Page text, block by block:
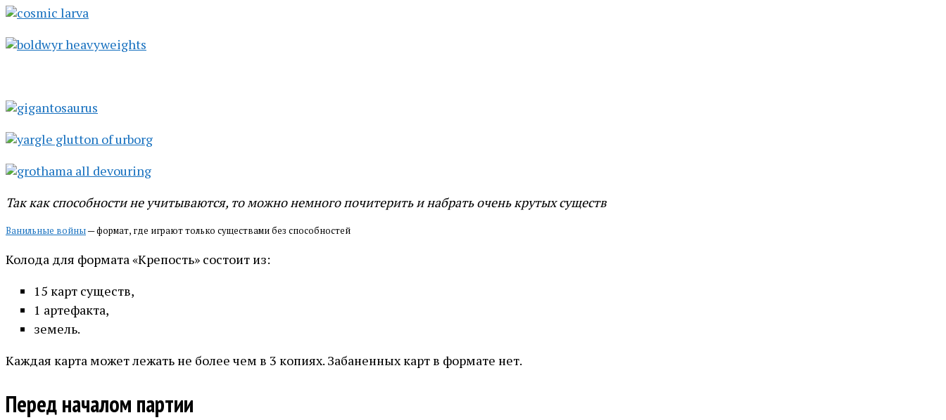
Так как способности не учитываются, то можно немного почитерить и набрать очень крутых существ
Ванильные войны— формат, где играют только существами без способностей
Колода для формата «Крепость» состоит из:
15 карт существ,
1 артефакта,
земель.
Каждая карта может лежать не более чем в 3 копиях. Забаненных карт в формате нет.
Перед началом партии